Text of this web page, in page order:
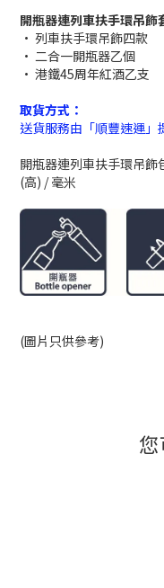
開瓶器連列車扶手環吊飾
• 列車扶手環吊飾四款
• 二合一開瓶器乙個
• 港鐵45周年紅酒乙支
取貨方式：
送貨服務由「順豐速運」
開瓶器連列車扶手環吊飾
(高) / 毫米
(圖片只供參考)